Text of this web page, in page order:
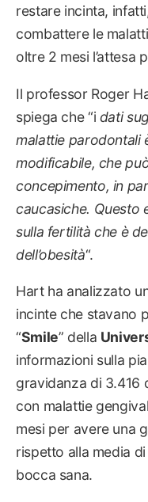
restare incinta,
combattere le
oltre 2 mesi l’attesa
Il professor Roger
spiega che “i dati
malattie parodontali
modificabile, che
concepimento, in
caucasiche. Questo
sulla fertilità che è
dell’obesità“.
Hart ha analizzato
incinte che stavano
“Smile” della
informazioni sulla
gravidanza di 3.416
con malattie
mesi per avere una
rispetto alla media
bocca sana.